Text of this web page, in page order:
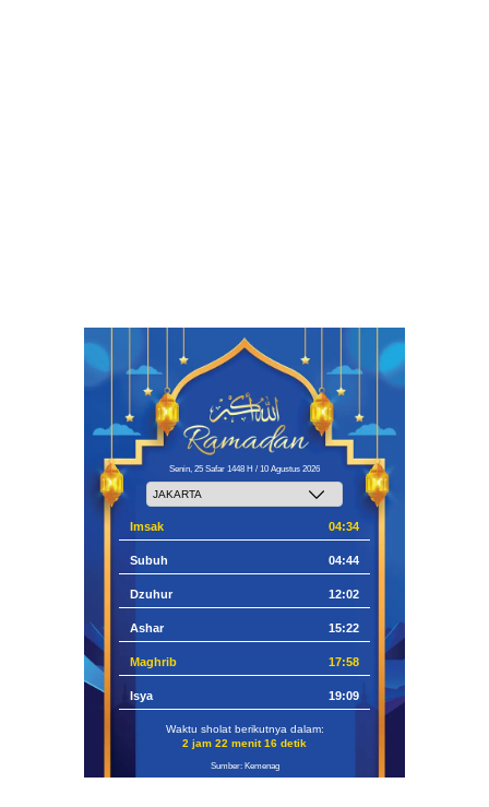
Senin, 25 Safar 1448 H / 10 Agustus 2026
Imsak 04:34
Subuh 04:44
Dzuhur 12:02
Ashar 15:22
Maghrib 17:58
Isya 19:09
Waktu sholat berikutnya dalam:
2 jam 22 menit 14 detik
Sumber: Kemenag